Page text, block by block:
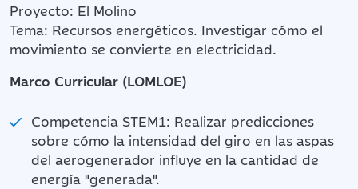
Proyecto: El Molino
Tema: Recursos energéticos. Investigar cómo el
movimiento se convierte en electricidad.
Marco Curricular (LOMLOE)
Competencia STEM1: Realizar predicciones
sobre cómo la intensidad del giro en las aspas
del aerogenerador influye en la cantidad de
energía "generada".